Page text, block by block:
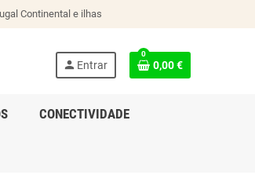
Continental e ilhas
person Entrar
0
0,00 €
CONECTIVIDADE